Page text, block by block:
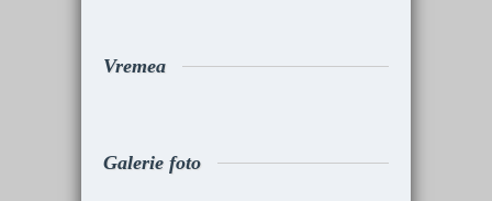
Vremea
Galerie foto